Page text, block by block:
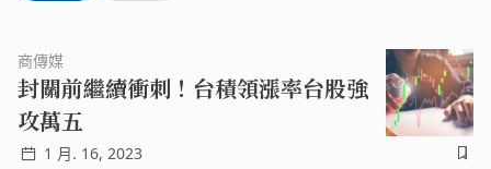
燈漲停，包括：德微、昇佳電子、鈺太、世界等率先表態。
IC 設計也是領漲指標，包括：力智、祥碩、矽力 - KY 等指
標股率先攻上漲停，激勵同族群走勢看俏。分析師表示，台
股新春開紅盤進行補漲，不過上檔壓力仍沉重，加上蘋果、
商傳媒
封關前繼續衝刺！台積領漲率台股強
攻萬五
1 月. 16, 2023